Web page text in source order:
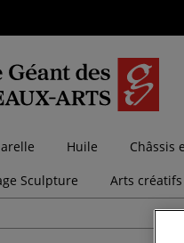
Huile Châssis
Sculpture
Arts créatifs